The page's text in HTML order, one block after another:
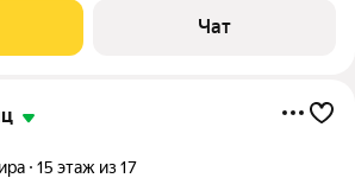
на развитый район. Есть места для сна,
и
Чат
15 этаж из 17